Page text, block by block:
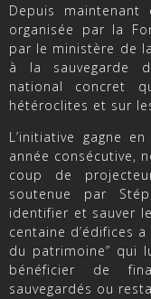
Depuis
organisée par la
par le ministère de
à la sauvegarde
national concret
hétéroclites et sur
L’initiative gagne
année consécutive,
coup de
soutenue par
identifier et sauver
centaine d’édifices
du patrimoine” qui
bénéficier de
sauvegardés ou